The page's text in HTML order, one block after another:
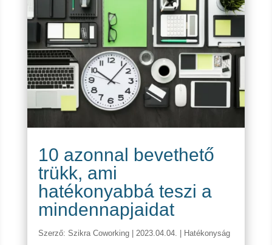
10 azonnal bevethető
trükk, ami
hatékonyabbá teszi a
mindennapjaidat
Szerző: Szikra Coworking| 2023.04.04. Hatékonyság